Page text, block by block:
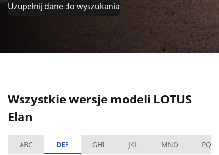
Uzupełnij dane do wyszukania
Wszystkie wersje modeli LOTUS
Elan
ABC DEF GHI JKL MNO PQRS